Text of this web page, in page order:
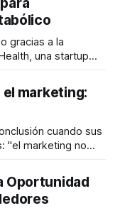
gracias a la
una startup
y monitoreo
a tomar mejores
propuesta busca
el marketing:
cuando sus
"el marketing no
Durante
el especialista en
Oportunidad